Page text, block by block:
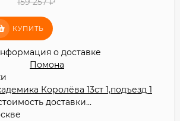
КУПИТЬ
о доставке
Помона
Королёва 13ст 1,подъезд 1
доставки...